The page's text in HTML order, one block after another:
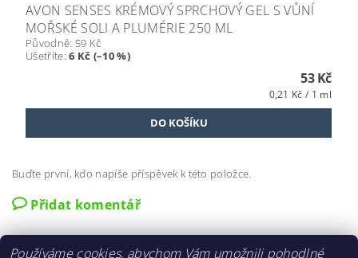
AVON SENSES KRÉMOVÝ SPRCHOVÝ GEL S VŮNÍ
MOŘSKÉ SOLI A PLUMÉRIE 250 ML
Původně: 59 Kč
Ušetříte:6 Kč (–10 %)
53 Kč
0,21 Kč / 1 ml
Buďte první, kdo napíše příspěvek k této položce.
Přidat komentář
Používáme cookies, abychom Vám umožnili pohodlné